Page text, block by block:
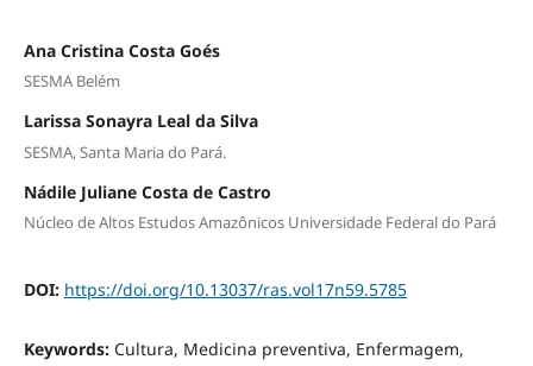
Ana Cristina Costa Goés
SESMA Belém
Larissa Sonayra Leal da Silva
SESMA, Santa Maria do Pará.
Nádile Juliane Costa de Castro
Núcleo de Altos Estudos Amazônicos Universidade Federal do Pará
DOI: https://doi.org/10.13037/ras.vol17n59.5785
Keywords: Cultura, Medicina preventiva, Enfermagem,